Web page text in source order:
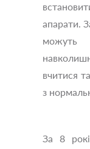
апарати.
вчитися
з
За 8